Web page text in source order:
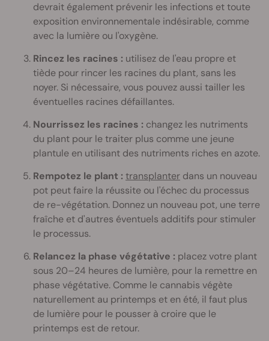
devrait également prévenir les infections et toute
exposition environnementale indésirable, comme
avec la lumière ou l'oxygène.
Rincez les racines : utilisez de l'eau propre et
tiède pour rincer les racines du plant, sans les
noyer. Si nécessaire, vous pouvez aussi tailler les
éventuelles racines défaillantes.
Nourrissez les racines : changez les nutriments
du plant pour le traiter plus comme une jeune
plantule en utilisant des nutriments riches en azote.
Rempotez le plant : transplanter dans un nouveau
pot peut faire la réussite ou l'échec du processus
de re-végétation. Donnez un nouveau pot, une terre
fraîche et d'autres éventuels additifs pour stimuler
le processus.
Relancez la phase végétative : placez votre plant
sous 20–24 heures de lumière, pour la remettre en
phase végétative. Comme le cannabis végète
naturellement au printemps et en été, il faut plus
de lumière pour le pousser à croire que le
printemps est de retour.